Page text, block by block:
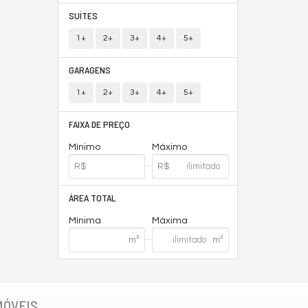
SUÍTES
1+ 2+ 3+ 4+ 5+
GARAGENS
1+ 2+ 3+ 4+ 5+
FAIXA DE PREÇO
Mínimo Máximo
ÁREA TOTAL
Mínima Máxima